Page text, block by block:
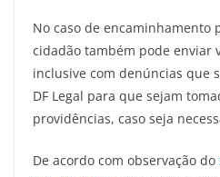
No caso de encaminhamento
cidadão também pode enviar
inclusive com denúncias que
DF Legal para que sejam
providências, caso seja
De acordo com observação do